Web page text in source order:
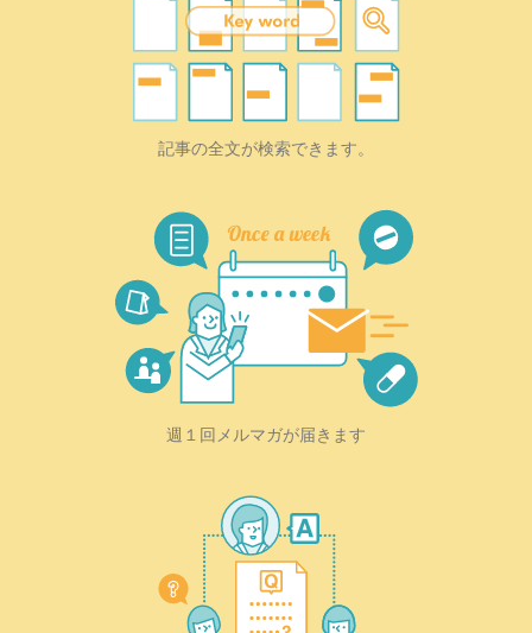
記事の全文が検索できます。
週１回メルマガが届きます